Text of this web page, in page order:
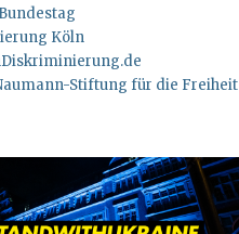
Köln
Stiftung für die Freiheit